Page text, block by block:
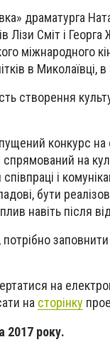
драматурга
Лізи Сміт і
міжнародного
в Миколаївці,
створення
конкурс
на
і
бути
навіть після
заповнити
на
на сторінку
2017 року.